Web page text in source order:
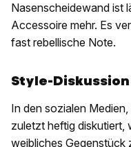
Nasenscheidewand ist
Accessoire mehr. Es
fast rebellische Note.
Style-
In den sozialen
zuletzt heftig diskutiert,
weibliches Gegenstück